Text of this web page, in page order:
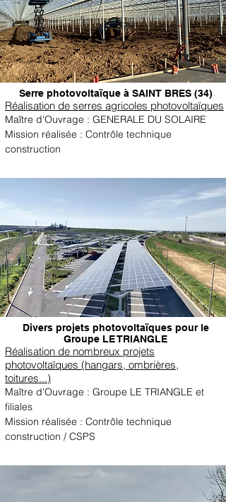
Serre photovoltaïque à SAINT BRES (34)
Réalisation de serres agricoles photovoltaïques
Maître d'Ouvrage : GENERALE DU SOLAIRE
Mission réalisée : Contrôle technique
construction
Divers projets photovoltaïques pour le
Groupe LE TRIANGLE
Réalisation de nombreux projets
photovoltaïques (hangars, ombrières,
toitures...)
Maître d'Ouvrage : Groupe LE TRIANGLE et
filiales
Mission réalisée : Contrôle technique
construction / CSPS